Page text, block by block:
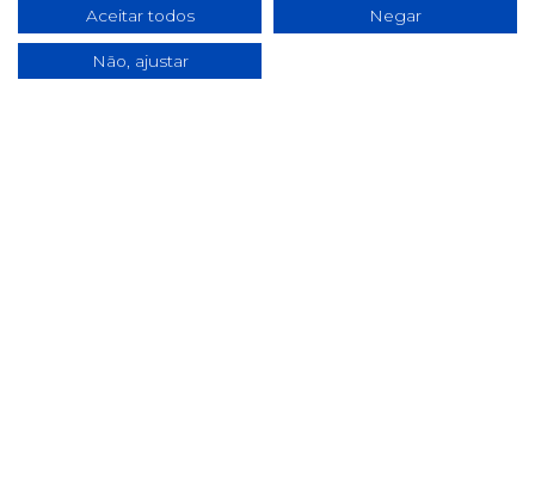
Iniciar sessão
Aceitar todos Negar
Não, ajustar